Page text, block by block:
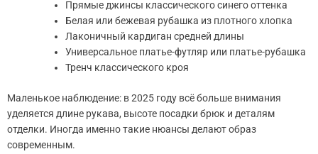
Прямые джинсы классического синего оттенка
Белая или бежевая рубашка из плотного хлопка
Лаконичный кардиган средней длины
Универсальное платье-футляр или платье-рубашка
Тренч классического кроя
Маленькое наблюдение: в 2025 году всё больше внимания
уделяется длине рукава, высоте посадки брюк и деталям
отделки. Иногда именно такие нюансы делают образ
современным.